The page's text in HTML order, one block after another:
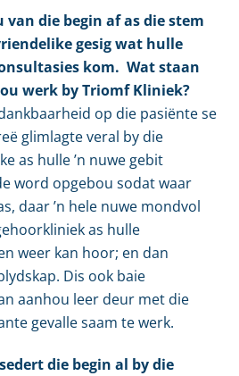
van die begin af as die stem
gesig wat hulle
kom. Wat staan
werk by Triomf Kliniek?
op die pasiënte se
glimlagte veral by die
as hulle ’n nuwe gebit
word opgebou sodat waar
daar ’n hele nuwe mondvol
as hulle
weer kan hoor; en dan
Dis ook baie
aanhou leer deur met die
gevalle saam te werk.
die begin al by die